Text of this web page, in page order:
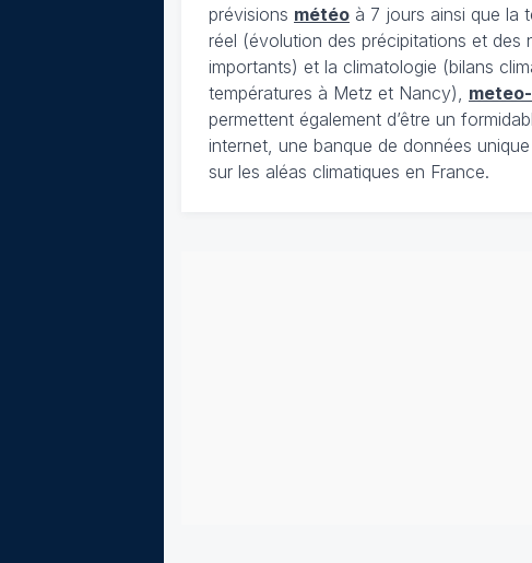
prévisions météo à 7 jours ainsi que la
réel (évolution des précipitations et des
importants) et la climatologie (bilans
températures à Metz et Nancy),
permettent également d’être un
internet, une banque de données
sur les aléas climatiques en France.